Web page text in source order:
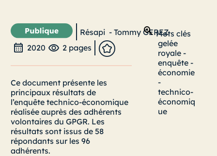
Résapi -Tommy GEREZ
2020
2 pages
Mots clés
gelée
royale -
enquête -
économie
-
technico-
économiq
ue
Ce document présente les
principaux résultats de
l’enquête technico-économique
réalisée auprès des adhérents
volontaires du GPGR. Les
résultats sont issus de 58
répondants sur les 96
adhérents.